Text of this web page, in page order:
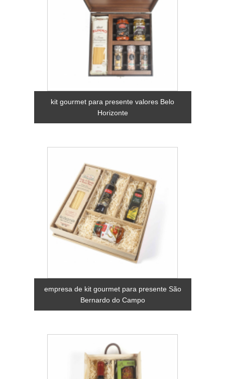
kit gourmet para presente valores Belo
Horizonte
empresa de kit gourmet para presente São
Bernardo do Campo